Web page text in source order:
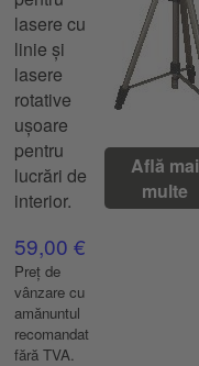
lasere cu
linie și
lasere
rotative
ușoare
pentru
lucrări de
interior.
59,00 €
Preț de
vânzare cu
amănuntul
recomandat
fără TVA.
Află mai
multe